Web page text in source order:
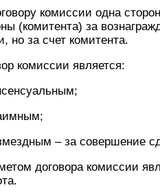
комиссии одна
(комитента) за
но за счет комитента.
комиссии является:
– за совершение
договора комиссии